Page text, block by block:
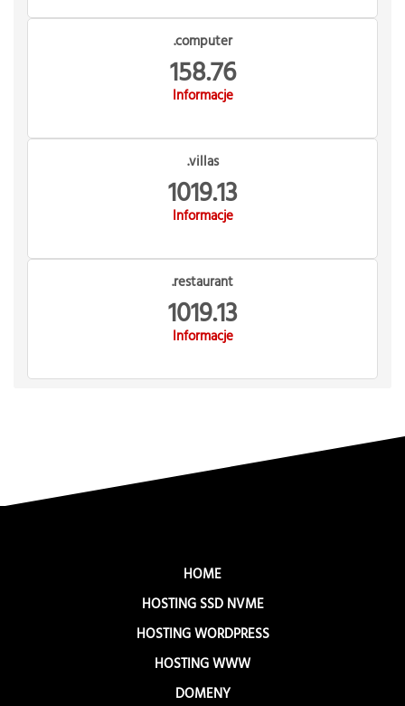
.computer
158.76
Informacje
.villas
1019.13
Informacje
.restaurant
1019.13
Informacje
HOME
HOSTING SSD NVME
HOSTING WORDPRESS
HOSTING WWW
DOMENY